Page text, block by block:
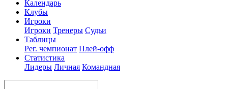
Календарь
Клубы
Игроки
Игроки Тренеры Судьи
Таблицы
Рег. чемпионат Плей-офф
Статистика
Лидеры Личная Командная